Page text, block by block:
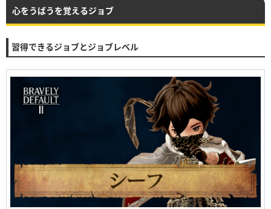
心をうばうを覚えるジョブ
習得できるジョブとジョブレベル